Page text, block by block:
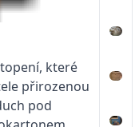
které
přirozenou
pod